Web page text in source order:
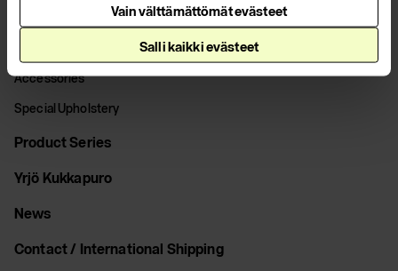
Salli kaikki evästeet
Vain välttämättömät evästeet
Accessories
Special Upholstery
Product Series
Yrjö Kukkapuro
News
Contact / International Shipping